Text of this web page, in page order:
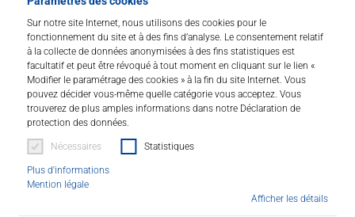
Sur notre site Internet, nous utilisons des cookies pour le
fonctionnement du site et à des fins d’analyse. Le consentement relatif
à la collecte de données anonymisées à des fins statistiques est
facultatif et peut être révoqué à tout moment en cliquant sur le lien «
Modifier le paramétrage des cookies » à la fin du site Internet. Vous
pouvez décider vous-même quelle catégorie vous acceptez. Vous
trouverez de plus amples informations dans notre Déclaration de
protection des données.
Nécessaires Statistiques
Plus d'informations
Mention légale
Afficher les détails
LITHOFINDER
Download
cuite
pdfNettoyage, protection et entretien des plans
de travail en céramique de cuisine
Fiche Méthode
506 KB
TÉLÉCHARGER
Salle de bain : Nettoyage et entretien des